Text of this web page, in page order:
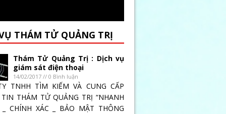
MỚI BIẾT VỢ CẶP
tận tâm phục phục khách hàng tận tình mọi
: Theo dõi vợ, chồng ngoại tình, theo dõi,
THÁM TỬ QUẢNG TRỊ
Thám Tử Quảng Trị : Dịch vụ
giám sát điện thoại
14/02/2017 // 0 Bình luận
TNHH TÌM KIẾM VÀ CUNG CẤP
THÁM TỬ QUẢNG TRỊ “NHANH
_ CHÍNH XÁC _ BẢO MẬT THÔNG